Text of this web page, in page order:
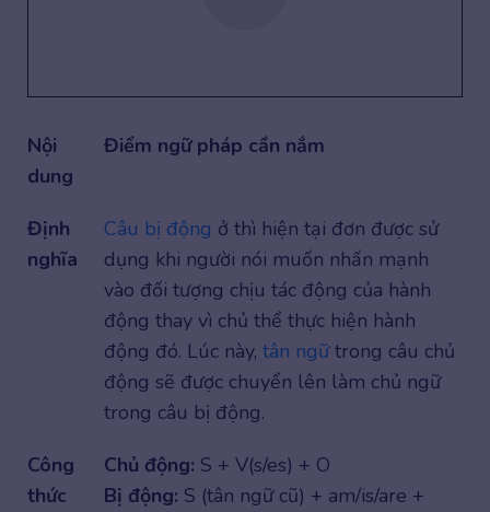
Nội
dung
Điểm ngữ pháp cần nắm
Định
nghĩa
Câu bị động ở thì hiện tại đơn được sử
dụng khi người nói muốn nhấn mạnh
vào đối tượng chịu tác động của hành
động thay vì chủ thể thực hiện hành
động đó. Lúc này, tân ngữtrong câu chủ
động sẽ được chuyển lên làm chủ ngữ
trong câu bị động.
Công
thức
Chủ động: S + V(s/es) + O
Bị động: S (tân ngữ cũ) + am/is/are +